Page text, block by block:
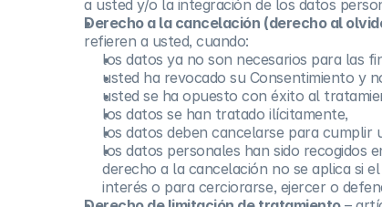
a usted y/o la integración de los datos
Derecho a la cancelación (derecho al
refieren a usted, cuando:
los datos ya no son necesarios para las
usted ha revocado su Consentimiento y
usted se ha opuesto con éxito al
los datos se han tratado ilícitamente,
los datos deben cancelarse para cumplir
los datos personales han sido recogidos
derecho a la cancelación no se aplica si
interés o para cerciorarse, ejercer o